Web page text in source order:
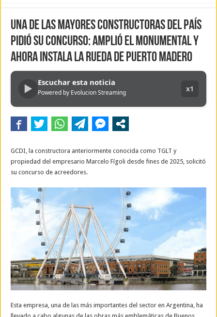
Una de las mayores constructoras del país
pidió su concurso: amplió el Monumental y
ahora instala la Rueda de Puerto Madero
▶ Escuchar esta noticia
Powered by Evolucion Streaming x1
GCDI, la constructora anteriormente conocida como TGLT y
propiedad del empresario Marcelo Fígoli desde fines de 2025, solicitó
su concurso de acreedores.
Esta empresa, una de las más importantes del sector en Argentina, ha